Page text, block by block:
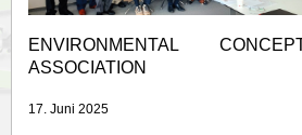
ENVIRONMENTAL
ASSOCIATION
17. Juni 2025